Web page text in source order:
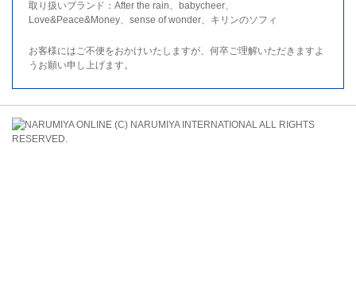
取り扱いブランド：After the rain、babycheer、
Love&Peace&Money、sense of wonder、キリンのソフィ
お客様にはご不便をおかけいたしますが、何卒ご理解いただきますよ
うお願い申し上げます。